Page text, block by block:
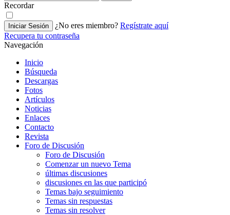
Recordar
Iniciar Sesión ¿No eres miembro? Regístrate aquí
Recupera tu contraseña
Navegación
Inicio
Búsqueda
Descargas
Fotos
Artículos
Noticias
Enlaces
Contacto
Revista
Foro de Discusión
Foro de Discusión
Comenzar un nuevo Tema
últimas discusiones
discusiones en las que participó
Temas bajo seguimiento
Temas sin respuestas
Temas sin resolver